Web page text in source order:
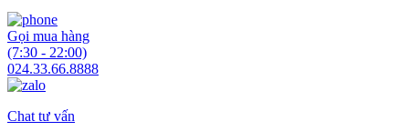
Gọi mua hàng
(7:30 - 22:00)
024.33.66.8888
Chat tư vấn